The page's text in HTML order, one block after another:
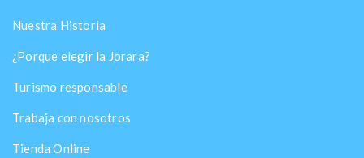
Nuestra Historia
¿Porque elegir la Jorara?
Turismo responsable
Trabaja con nosotros
Tienda Online